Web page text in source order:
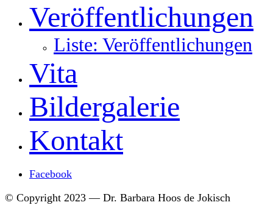
Veröffentlichungen
Liste: Veröffentlichungen
Vita
Bildergalerie
Kontakt
Facebook
© Copyright 2023 — Dr. Barbara Hoos de Jokisch